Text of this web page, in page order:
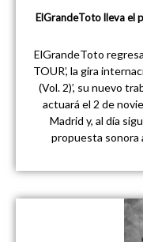
ElGrandeToto lleva el
ElGrandeToto
TOUR’, la gira
(Vol. 2)’, su nuevo
actuará el 2 de
Madrid y, al día
propuesta sonora